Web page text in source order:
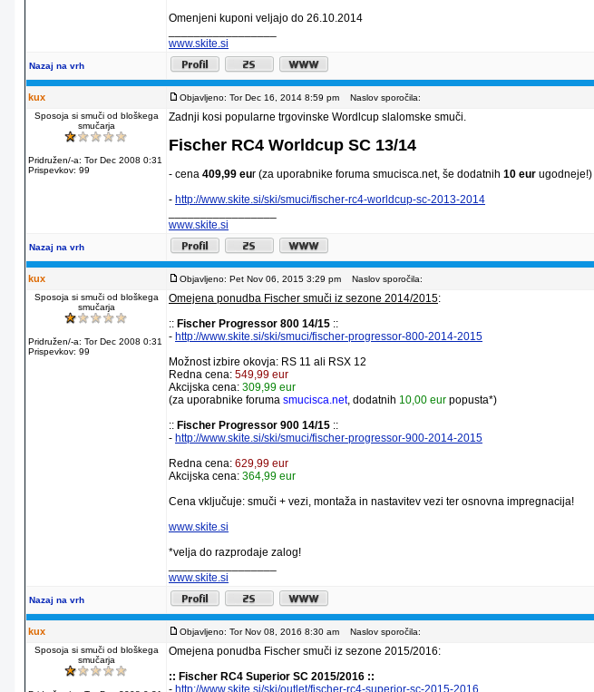
Omenjeni kuponi veljajo do 26.10.2014
www.skite.si
Nazaj na vrh
kux Objavljeno: Tor Dec 16, 2014 8:59 pm
Naslov sporočila:
Sposoja si smuči od bloškega
smučarja
Pridružen/-a: Tor Dec 2008 0:31
Prispevkov: 99
Zadnji kosi popularne trgovinske Wordlcup slalomske smuči.
Fischer RC4 Worldcup SC 13/14
- cena 409,99 eur (za uporabnike foruma smucisca.net, še dodatnih 10 eur ugodneje!)
- http://www.skite.si/ski/smuci/fischer-rc4-worldcup-sc-2013-2014
www.skite.si
Nazaj na vrh
kux Objavljeno: Pet Nov 06, 2015 3:29 pm
Naslov sporočila:
Sposoja si smuči od bloškega
smučarja
Pridružen/-a: Tor Dec 2008 0:31
Prispevkov: 99
Omejena ponudba Fischer smuči iz sezone 2014/2015:
:: Fischer Progressor 800 14/15 ::
- http://www.skite.si/ski/smuci/fischer-progressor-800-2014-2015
Možnost izbire okovja: RS 11 ali RSX 12
Redna cena: 549,99 eur
Akcijska cena: 309,99 eur
(za uporabnike foruma smucisca.net, dodatnih 10,00 eur popusta*)
:: Fischer Progressor 900 14/15 ::
- http://www.skite.si/ski/smuci/fischer-progressor-900-2014-2015
Redna cena: 629,99 eur
Akcijska cena: 364,99 eur
Cena vključuje: smuči + vezi, montaža in nastavitev vezi ter osnovna impregnacija!
www.skite.si
*velja do razprodaje zalog!
www.skite.si
Nazaj na vrh
kux Objavljeno: Tor Nov 08, 2016 8:30 am
Naslov sporočila:
Sposoja si smuči od bloškega
smučarja
Omejena ponudba Fischer smuči iz sezone 2015/2016:
:: Fischer RC4 Superior SC 2015/2016 ::
- http://www.skite.si/ski/outlet/fischer-rc4-superior-sc-2015-2016